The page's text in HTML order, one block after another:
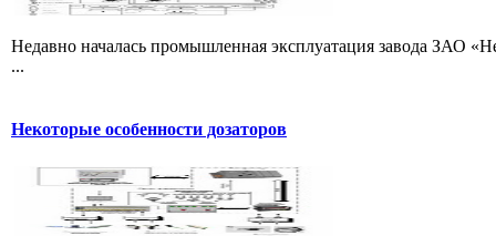
Недавно началась промышленная эксплуатация завода ЗАО
...
Некоторые особенности дозаторов